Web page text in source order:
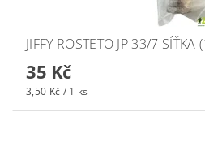
JIFFY ROSTETO JP 33/7 SÍŤKA
35 Kč
3,50 Kč / 1 ks